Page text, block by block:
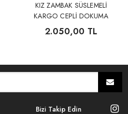
KIZ ZAMBAK SÜSLEMELİ
KARGO CEPLİ DOKUMA
TAKIM
2.050,00 TL
Bizi Takip Edin